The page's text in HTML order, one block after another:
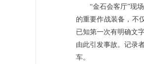
“金石会客厅”现
的重要作战装备，不
已知第一次有明确文
由此引发事故。记录
车。